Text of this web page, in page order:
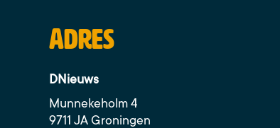
Adres
DNieuws
Munnekeholm 4
9711 JA Groningen